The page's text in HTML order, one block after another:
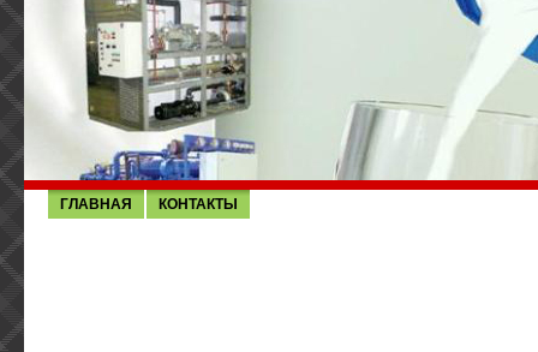
ГЛАВНАЯ КОНТАКТЫ